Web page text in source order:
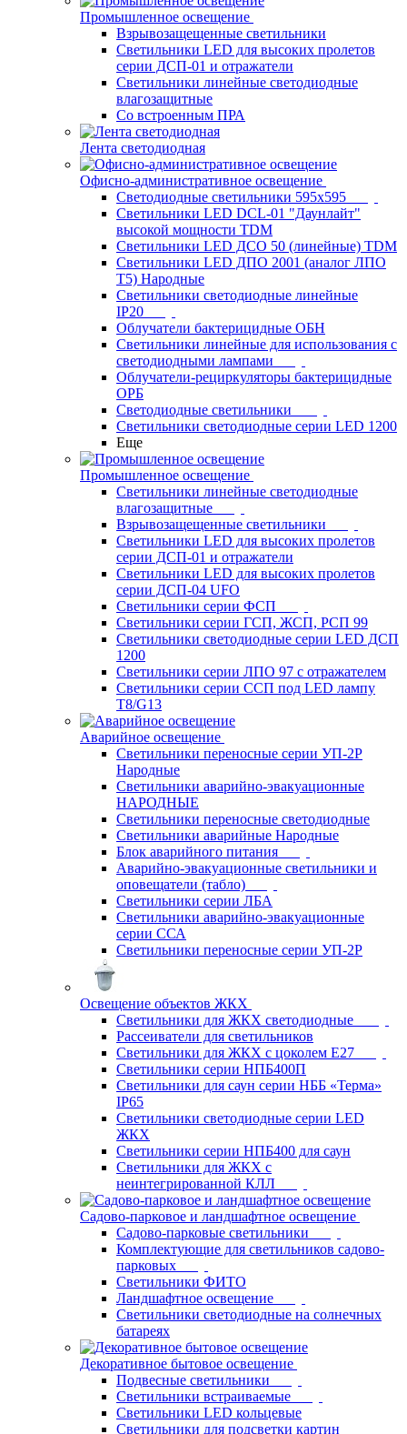
Промышленное освещение
Взрывозащещенные светильники
Светильники LED для высоких пролетов
серии ДСП-01 и отражатели
Светильники линейные светодиодные
влагозащитные
Со встроенным ПРА
Лента светодиодная
Офисно-административное освещение
Светодиодные светильники 595x595
Светильники LED DCL-01 "Даунлайт"
высокой мощности TDM
Светильники LED ДСО 50 (линейные) TDM
Светильники LED ДПО 2001 (аналог ЛПО
Т5) Народные
Светильники светодиодные линейные
IP20
Облучатели бактерицидные ОБН
Светильники линейные для использования с
светодиодными лампами
Облучатели-рециркуляторы бактерицидные
ОРБ
Светодиодные светильники
Светильники светодиодные серии LED 1200
Еще
Промышленное освещение
Светильники линейные светодиодные
влагозащитные
Взрывозащещенные светильники
Светильники LED для высоких пролетов
серии ДСП-01 и отражатели
Светильники LED для высоких пролетов
серии ДСП-04 UFO
Светильники серии ФСП
Светильники серии ГСП, ЖСП, РСП 99
Светильники светодиодные серии LED ДСП
1200
Светильники серии ЛПО 97 с отражателем
Светильники серии ССП под LED лампу
T8/G13
Аварийное освещение
Светильники переносные серии УП-2Р
Народные
Светильники аварийно-эвакуационные
НАРОДНЫЕ
Светильники переносные светодиодные
Светильники аварийные Народные
Блок аварийного питания
Аварийно-эвакуационные светильники и
оповещатели (табло)
Светильники серии ЛБА
Светильники аварийно-эвакуационные
серии ССА
Светильники переносные серии УП-2Р
Освещение объектов ЖКХ
Светильники для ЖКХ светодиодные
Рассеиватели для светильников
Светильники для ЖКХ с цоколем Е27
Светильники серии НПБ400П
Светильники для саун серии НББ «Терма»
IP65
Светильники светодиодные серии LED
ЖКХ
Светильники серии НПБ400 для саун
Светильники для ЖКХ с
неинтегрированной КЛЛ
Садово-парковое и ландшафтное освещение
Садово-парковые светильники
Комплектующие для светильников садово-
парковых
Светильники ФИТО
Ландшафтное освещение
Светильники светодиодные на солнечных
батареях
Декоративное бытовое освещение
Подвесные светильники
Светильники встраиваемые
Светильники LED кольцевые
Светильники для подсветки картин